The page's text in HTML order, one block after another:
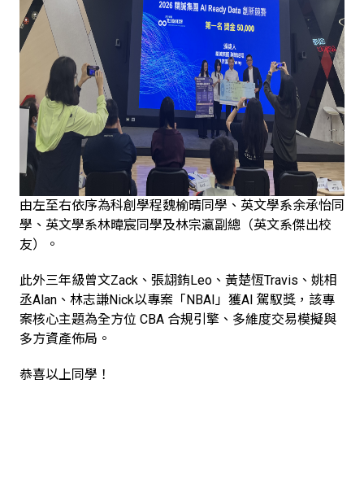
由左至右依序為科創學程魏榆晴同學、英文學系余承怡同
學、英文學系林暐宸同學及林宗瀛副總（英文系傑出校
友）。
此外三年級曾文Zack、張翃銪Leo、黃楚恆Travis、姚相
丞Alan、林志謙Nick以專案「NBAI」獲AI 駕馭獎，該專
案核心主題為全方位 CBA 合規引擎、多維度交易模擬與
多方資產佈局。
恭喜以上同學！